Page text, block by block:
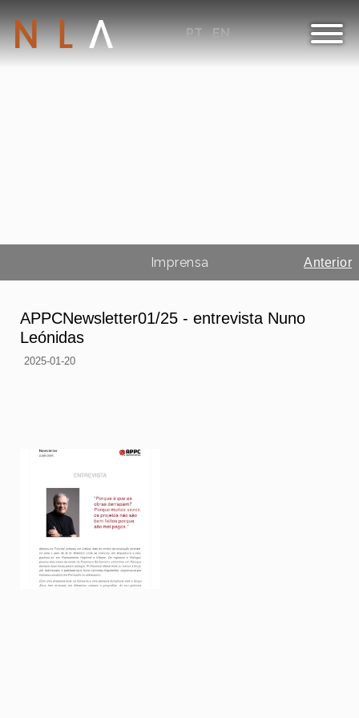
PT EN
Anterior
Imprensa
APPCNewsletter01/25 - entrevista Nuno
Leónidas
2025-01-20